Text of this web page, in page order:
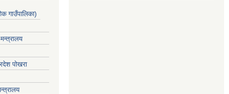
गाउँपालिका)
पोखरा